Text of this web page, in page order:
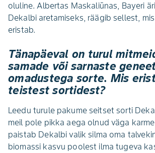
oluline. Albertas Maskaliūnas, Bayeri
Dekalbi aretamiseks, räägib sellest,
eristab.
Tänapäeval on turul
samade või sarnaste
omadustega sorte. Mis
teistest sortidest?
Leedu turule pakume seitset sorti
meil pole pikka aega olnud väga
paistab Dekalbi valik silma oma
biomassi kasvu poolest ilma tugeva